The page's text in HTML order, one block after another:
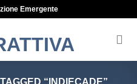
Emergente
“INDIECADE”